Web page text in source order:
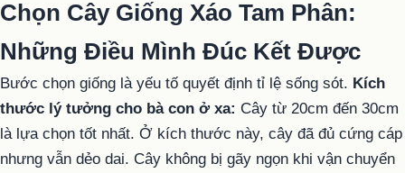
Chọn Cây Giống Xáo Tam Phân:
Những Điều Mình Đúc Kết Được
Bước chọn giống là yếu tố quyết định tỉ lệ sống sót. Kích
thước lý tưởng cho bà con ở xa: Cây từ 20cm đến 30cm
là lựa chọn tốt nhất. Ở kích thước này, cây đã đủ cứng cáp
nhưng vẫn dẻo dai. Cây không bị gãy ngọn khi vận chuyển